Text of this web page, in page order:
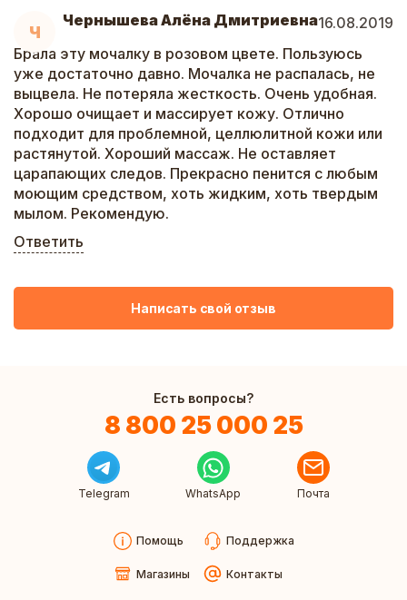
Ч
Чернышева Алёна Дмитриевна16.08.2019
Брала эту мочалку в розовом цвете. Пользуюсь
уже достаточно давно. Мочалка не распалась, не
выцвела. Не потеряла жесткость. Очень удобная.
Хорошо очищает и массирует кожу. Отлично
подходит для проблемной, целлюлитной кожи или
растянутой. Хороший массаж. Не оставляет
царапающих следов. Прекрасно пенится с любым
моющим средством, хоть жидким, хоть твердым
мылом. Рекомендую.
Ответить
Написать свой отзыв
Есть вопросы?
8 800 25 000 25
Telegram WhatsApp Почта
Помощь Поддержка
Магазины Контакты